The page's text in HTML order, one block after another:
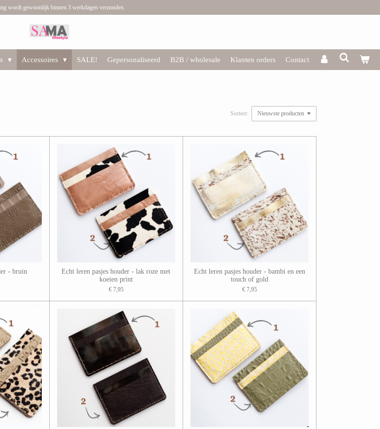
wordt gewoonlijk binnen 3 werkdagen verzonden.
Accessoires SALE! Gepersonaliseerd B2B / wholesale Klanten orders Contact
Sorteer:
- bruin
Echt leren pasjes houder - lak roze met
koeien print
€ 7,95
Echt leren pasjes houder - bambi en een
touch of gold
€ 7,95